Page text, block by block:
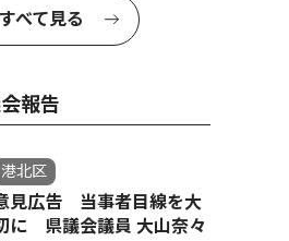
すべて見る
報告
港北区
見広告 当事者目線を大
に 県議会議員 大山奈々